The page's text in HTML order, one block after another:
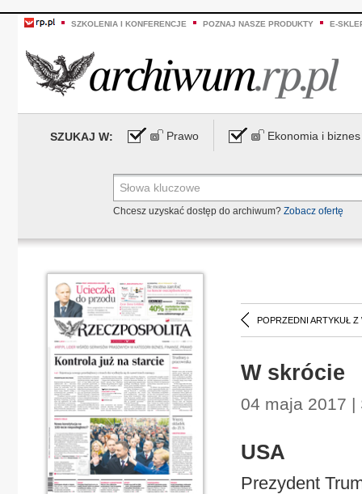
SZKOLENIA I KONFERENCJE POZNAJ NASZE PRODUKTY E-
SZUKAJ W: Prawo Ekonomia i biznes
Chcesz uzyskać dostęp do archiwum? Zobacz ofertę
POPRZEDNI ARTYKUŁ Z
W skrócie
04 maja 2017 |
USA
Prezydent